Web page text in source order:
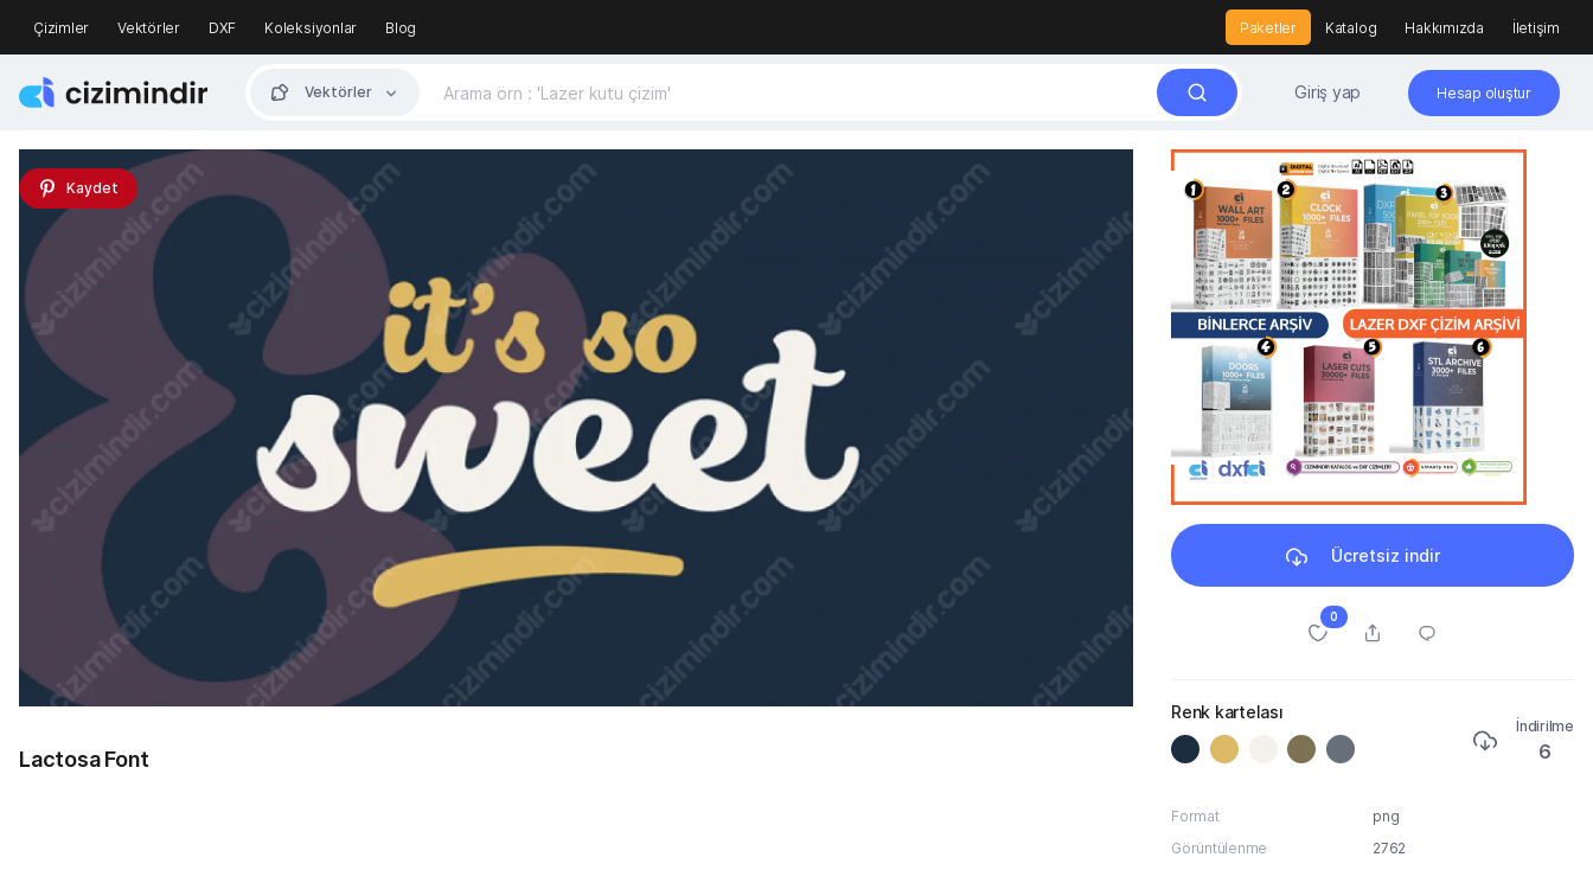
Çizimler Vektörler DXF Koleksiyonlar Blog Paketler Katalog Hakkımızda İletişim
Vektörler Giriş yap Hesap oluştur
Kaydet
Lactosa Font
Ücretsiz indir
0
Renk kartelası
İndirilme
6
Format
png
Görüntülenme
2762